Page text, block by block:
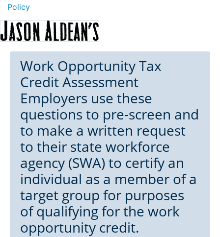
Policy
Work Opportunity Tax
Credit Assessment
Employers use these
questions to pre-screen and
to make a written request
to their state workforce
agency (SWA) to certify an
individual as a member of a
target group for purposes
of qualifying for the work
opportunity credit.